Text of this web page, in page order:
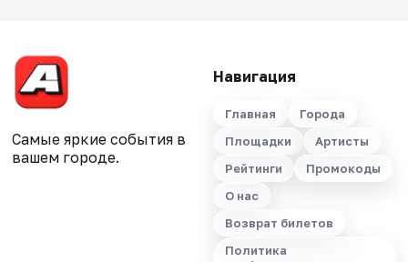
Самые яркие события в
вашем городе.
Навигация
Главная
Города
Площадки
Артисты
Рейтинги
Промокоды
О нас
Возврат билетов
Политика